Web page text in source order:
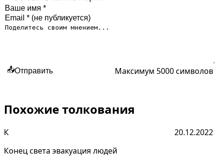
📤Отправить Максимум 5000 символов
Похожие толкования
К
20.12.2022
Конец света эвакуация людей